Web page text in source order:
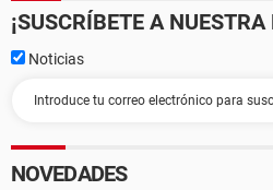
¡SUSCRÍBETE A
Noticias
NOVEDADES